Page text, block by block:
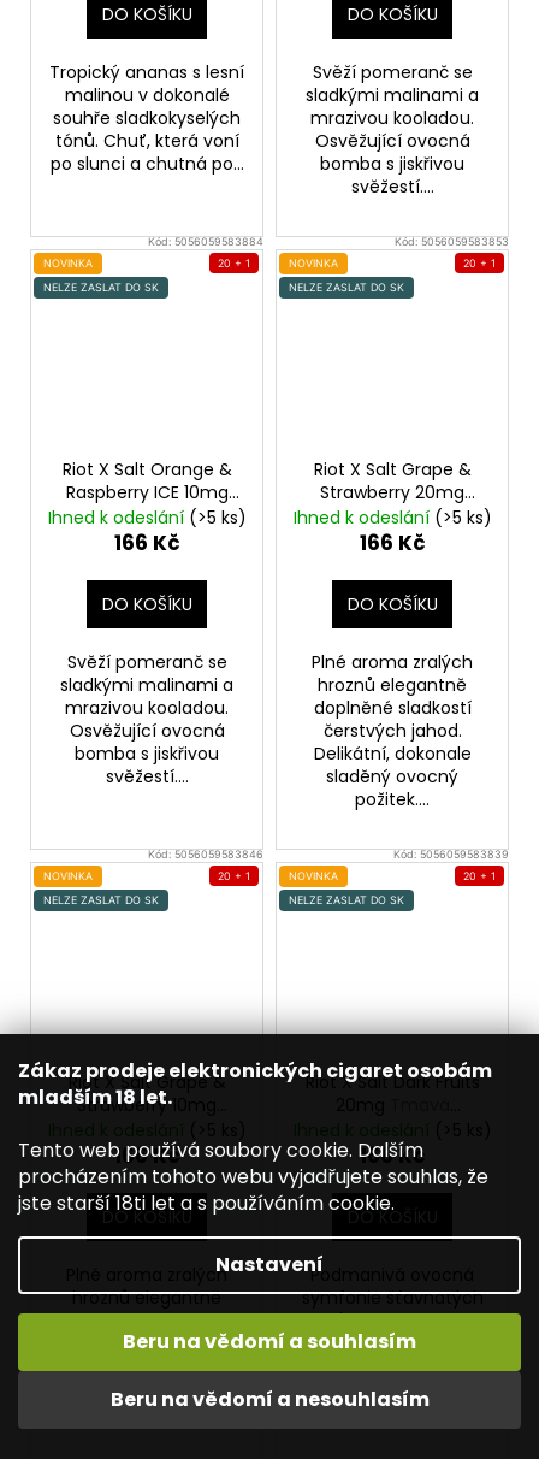
Zákaz prodeje elektronických cigaret osobám
mladším 18 let.
Tento web používá soubory cookie. Dalším
procházením tohoto webu vyjadřujete souhlas, že
jste starší 18ti let a s používáním cookie.
Nastavení
Beru na vědomí a nesouhlasím
Beru na vědomí a souhlasím
DO KOŠÍKU
Tropický ananas s lesní
malinou v dokonalé
souhře sladkokyselých
tónů. Chuť, která voní
po slunci a chutná po...
DO KOŠÍKU
Svěží pomeranč se
sladkými malinami a
mrazivou kooladou.
Osvěžující ovocná
bomba s jiskřivou
svěžestí....
Kód:5056059583884
NOVINKA
NELZE ZASLAT DO SK
20 + 1
Riot X Salt Orange &
Raspberry ICE 10mg
Ledový pomeranč a
malina
Ihned k odeslání (>5 ks)
166 Kč
DO KOŠÍKU
Svěží pomeranč se
sladkými malinami a
mrazivou kooladou.
Osvěžující ovocná
bomba s jiskřivou
svěžestí....
Kód:5056059583853
NOVINKA
NELZE ZASLAT DO SK
20 + 1
Riot X Salt Grape &
Strawberry 20mg
Hroznové víno a
jahoda
Ihned k odeslání (>5 ks)
166 Kč
DO KOŠÍKU
Plné aroma zralých
hroznů elegantně
doplněné sladkostí
čerstvých jahod.
Delikátní, dokonale
sladěný ovocný
požitek....
Kód:5056059583846
NOVINKA
NELZE ZASLAT DO SK
20 + 1
Riot X Salt Grape &
Strawberry 10mg
jahoda
166 Kč
DO KOŠÍKU
Plné aroma zralých
hroznů elegantně
doplněné sladkostí
čerstvých jahod.
Delikátní, dokonale
sladěný ovocný
požitek....
Kód:5056059583839
NOVINKA
NELZE ZASLAT DO SK
20 + 1
Riot X Salt Dark Fruits
166 Kč
DO KOŠÍKU
Podmanivá ovocná
symfonie šťavnatých
borůvek, exotického
acai a výrazného
černého rybízu. Hluboká
chuť s jemnou...